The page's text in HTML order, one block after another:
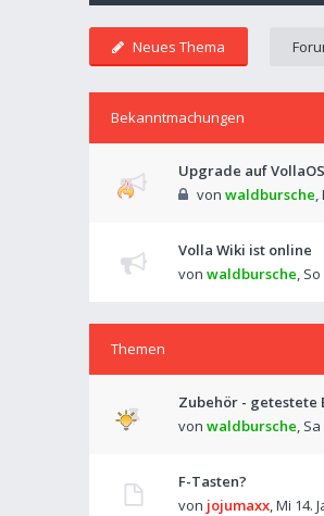
Neues Thema
Bekanntmachungen
Upgrade auf
von waldbursche,
Volla Wiki ist online
von waldbursche,
Themen
Zubehör - getestete
von waldbursche, Sa
F-Tasten?
von jojumaxx,Mi 14.